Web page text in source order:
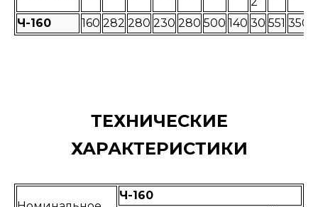
Ч-160 160 282 280 230 280 500 140 30 551 350
ТЕХНИЧЕСКИЕ
ХАРАКТЕРИСТИКИ
Ч-160